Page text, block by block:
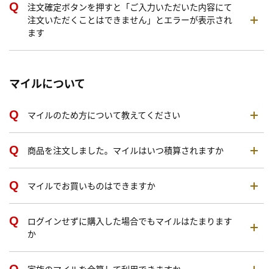
注文確定ボタンを押すと「ご入力いただいた内容にて
注文いただくことはできません」とエラーが表示され
ます
マイルについて
マイルのため方について教えてください
商品を注文しました。マイルはいつ積算されますか
マイルでお買いものはできますか
ログインせずに購入した場合でもマイルはたまります
か